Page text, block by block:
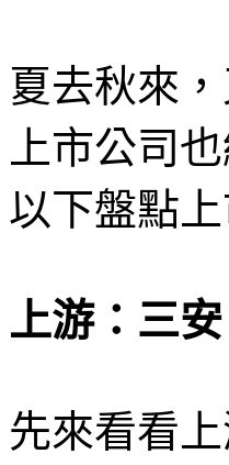
夏去秋來
上市公司
以下盤點
上游：三
先來看看